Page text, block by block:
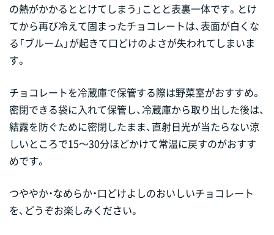
の熱がかかるととけてしまう」ことと表裏一体です。とけ
てから再び冷えて固まったチョコレートは、表面が白くな
る「ブルーム」が起きて口どけのよさが失われてしまいま
す。
チョコレートを冷蔵庫で保管する際は野菜室がおすすめ。
密閉できる袋に入れて保管し、冷蔵庫から取り出した後は、
結露を防ぐために密閉したまま、直射日光が当たらない涼
しいところで15～30分ほどかけて常温に戻すのがおすす
めです。
つややか・なめらか・口どけよしのおいしいチョコレート
を、どうぞお楽しみください。